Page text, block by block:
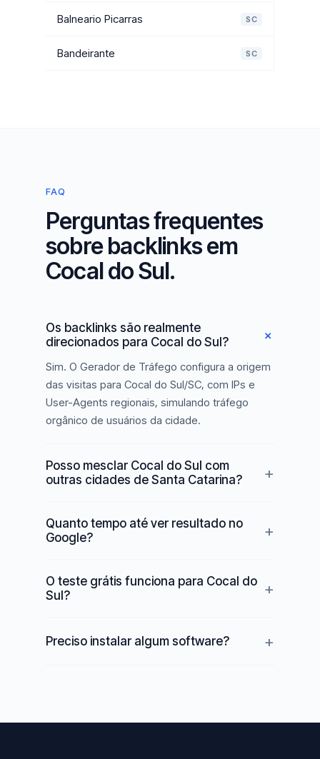
Balneario Picarras SC
Bandeirante SC
FAQ
Perguntas frequentes
sobre backlinks em
Cocal do Sul.
Os backlinks são realmente
direcionados para Cocal do Sul?
Sim. O Gerador de Tráfego configura a origem
das visitas para Cocal do Sul/SC, com IPs e
User-Agents regionais, simulando tráfego
orgânico de usuários da cidade.
Posso mesclar Cocal do Sul com
outras cidades de Santa Catarina?
Quanto tempo até ver resultado no
Google?
O teste grátis funciona para Cocal do
Sul?
Preciso instalar algum software?